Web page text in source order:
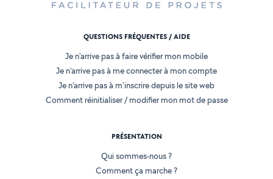
QUESTIONS FRÉQUENTES / AIDE
Je n'arrive pas à faire vérifier mon mobile
Je n'arrive pas à me connecter à mon compte
Je n'arrive pas à m'inscrire depuis le site web
Comment réinitialiser / modifier mon mot de passe
PRÉSENTATION
Qui sommes-nous ?
Comment ça marche ?